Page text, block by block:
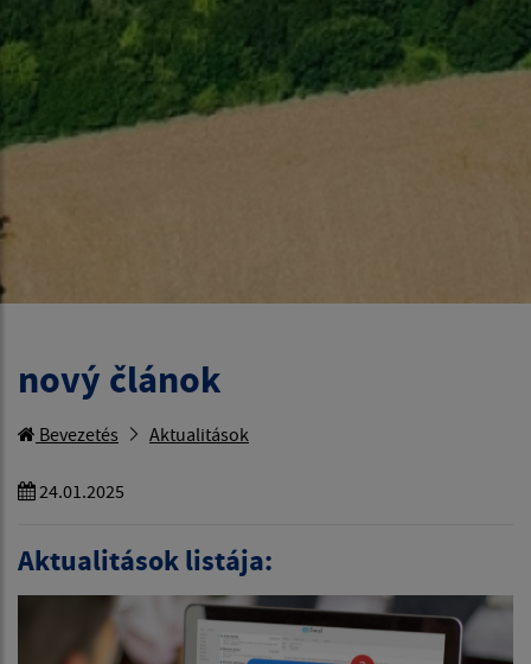
nový článok
Bevezetés Aktualitások
24.01.2025
Aktualitások listája: